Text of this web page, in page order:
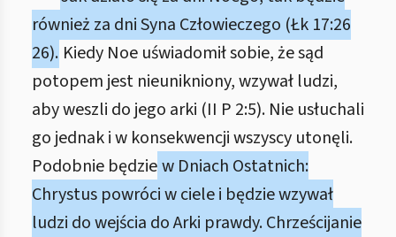
również za dni Syna Człowieczego (Łk 17:26
26). Kiedy Noe uświadomił sobie, że sąd
potopem jest nieunikniony, wzywał ludzi,
aby weszli do jego arki (II P 2:5). Nie usłuchali
go jednak i w konsekwencji wszyscy utonęli.
Podobnie będziew Dniach Ostatnich:
Chrystus powróci w ciele i będzie wzywał
ludzi do wejścia do Arki prawdy. Chrześcijanie